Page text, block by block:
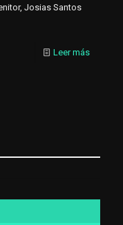
Josias Santos
Leer más